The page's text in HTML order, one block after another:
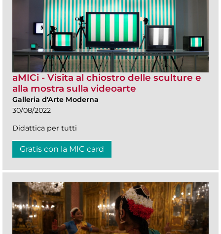
aMICi - Visita al chiostro delle sculture e
alla mostra sulla videoarte
Galleria d'Arte Moderna
30/08/2022
Didattica per tutti
Gratis con la MIC card